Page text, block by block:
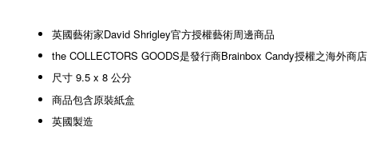
英國藝術家David Shrigley官方授權藝術周邊商品
the COLLECTORS GOODS是發行商Brainbox Candy授權之海外商店
尺寸 9.5 x 8 公分
商品包含原裝紙盒
英國製造